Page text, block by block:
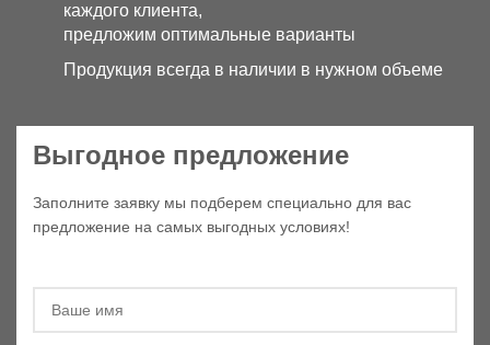
каждого клиента,
предложим оптимальные варианты
Продукция всегда в наличии в нужном объеме
Выгодное предложение
Заполните заявку мы подберем специально для вас
предложение на самых выгодных условиях!